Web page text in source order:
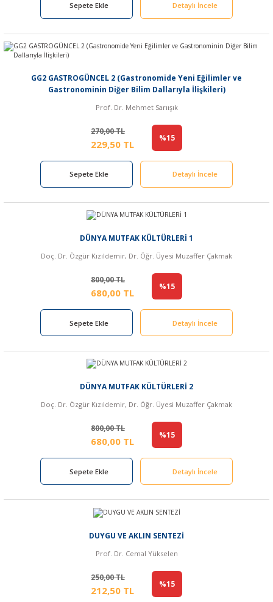
Sepete Ekle Detaylı İncele
GG2 GASTROGÜNCEL 2 (Gastronomide Yeni Eğilimler ve
Gastronominin Diğer Bilim Dallarıyla İlişkileri)
Prof. Dr. Mehmet Sarıışık
270,00 TL
229,50 TL
%15
Sepete Ekle Detaylı İncele
DÜNYA MUTFAK KÜLTÜRLERİ 1
Doç. Dr. Özgür Kızıldemir, Dr. Öğr. Üyesi Muzaffer Çakmak
800,00 TL
680,00 TL
%15
Sepete Ekle Detaylı İncele
DÜNYA MUTFAK KÜLTÜRLERİ 2
Doç. Dr. Özgür Kızıldemir, Dr. Öğr. Üyesi Muzaffer Çakmak
800,00 TL
680,00 TL
%15
Sepete Ekle Detaylı İncele
DUYGU VE AKLIN SENTEZİ
Prof. Dr. Cemal Yükselen
250,00 TL
212,50 TL
%15